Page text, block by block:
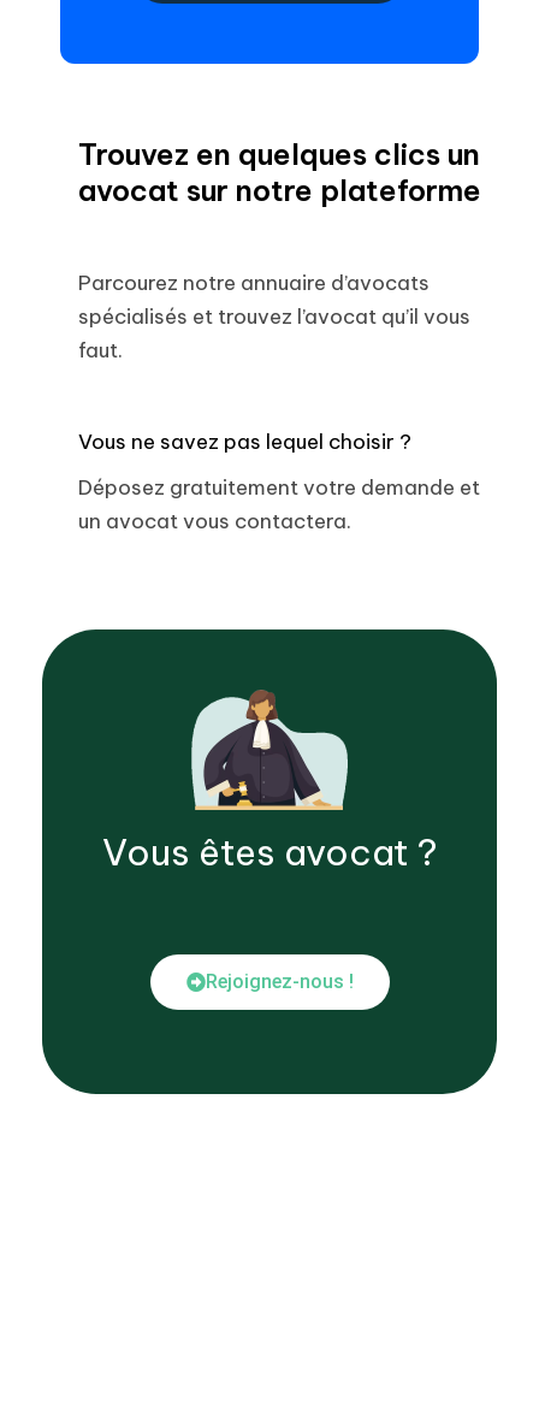
Trouvez en quelques clics un
avocat sur notre plateforme
Parcourez notre annuaire d’avocats
spécialisés et trouvez l’avocat qu’il vous
faut.
Vous ne savez pas lequel choisir ?
Déposez gratuitement votre demande et
un avocat vous contactera.
Vous êtes avocat ?
Rejoignez-nous !